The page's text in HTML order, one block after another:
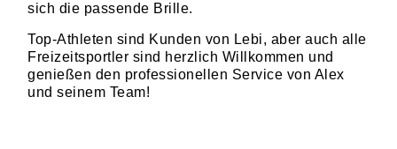
sich die passende Brille.
Top-Athleten sind Kunden von Lebi, aber auch alle
Freizeitsportler sind herzlich Willkommen und
genießen den professionellen Service von Alex
und seinem Team!